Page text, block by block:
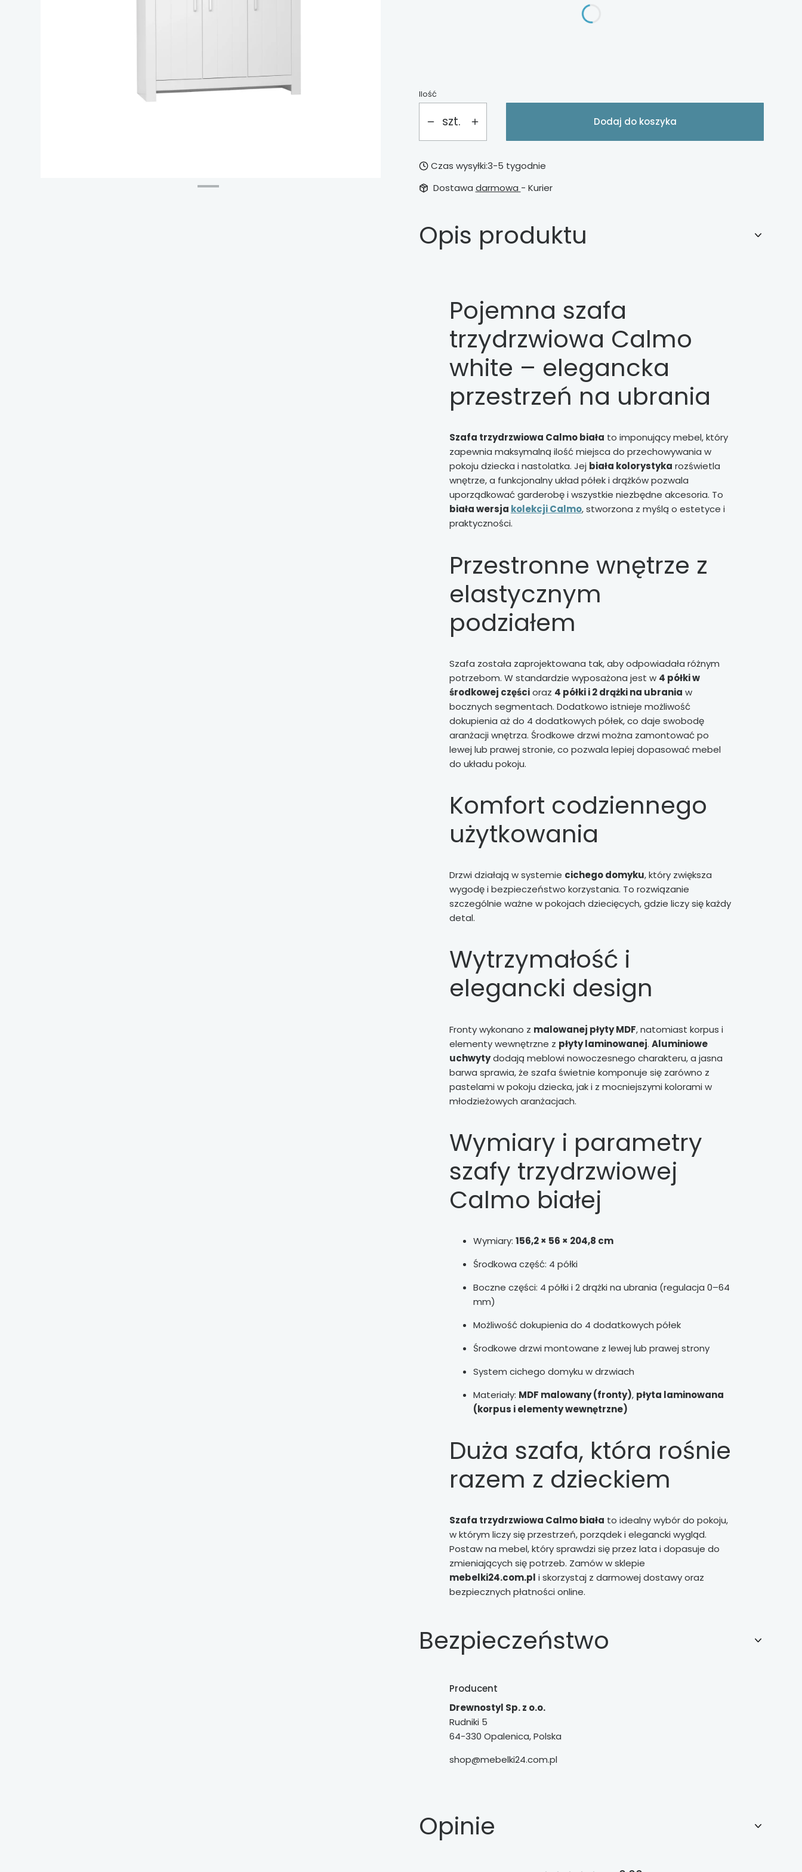
Ilość
szt. Dodaj do koszyka
Czas wysyłki:3-5 tygodnie
Dostawa darmowa - Kurier
Opis produktu
Pojemna szafa
trzydrzwiowa Calmo
white – elegancka
przestrzeń na ubrania
Szafa trzydrzwiowa Calmo biała to imponujący mebel, który
zapewnia maksymalną ilość miejsca do przechowywania w
pokoju dziecka i nastolatka. Jej biała kolorystyka rozświetla
wnętrze, a funkcjonalny układ półek i drążków pozwala
uporządkować garderobę i wszystkie niezbędne akcesoria. To
biała wersja kolekcji Calmo, stworzona z myślą o estetyce i
praktyczności.
Przestronne wnętrze z
elastycznym
podziałem
Szafa została zaprojektowana tak, aby odpowiadała różnym
potrzebom. W standardzie wyposażona jest w 4 półki w
środkowej częścioraz 4 półki i 2 drążki na ubrania w
bocznych segmentach. Dodatkowo istnieje możliwość
dokupienia aż do 4 dodatkowych półek, co daje swobodę
aranżacji wnętrza. Środkowe drzwi można zamontować po
lewej lub prawej stronie, co pozwala lepiej dopasować mebel
do układu pokoju.
Komfort codziennego
użytkowania
Drzwi działają w systemie cichego domyku, który zwiększa
wygodę i bezpieczeństwo korzystania. To rozwiązanie
szczególnie ważne w pokojach dziecięcych, gdzie liczy się każdy
detal.
Wytrzymałość i
elegancki design
Fronty wykonano z malowanej płyty MDF, natomiast korpus i
elementy wewnętrzne z płyty laminowanej. Aluminiowe
uchwytydodają meblowi nowoczesnego charakteru, a jasna
barwa sprawia, że szafa świetnie komponuje się zarówno z
pastelami w pokoju dziecka, jak i z mocniejszymi kolorami w
młodzieżowych aranżacjach.
Wymiary i parametry
szafy trzydrzwiowej
Calmo białej
Wymiary: 156,2 × 56 × 204,8 cm
Środkowa część: 4 półki
Boczne części: 4 półki i 2 drążki na ubrania (regulacja 0–64
mm)
Możliwość dokupienia do 4 dodatkowych półek
Środkowe drzwi montowane z lewej lub prawej strony
System cichego domyku w drzwiach
Materiały: MDF malowany (fronty), płyta laminowana
(korpus i elementy wewnętrzne)
Duża szafa, która rośnie
razem z dzieckiem
Szafa trzydrzwiowa Calmo biała to idealny wybór do pokoju,
w którym liczy się przestrzeń, porządek i elegancki wygląd.
Postaw na mebel, który sprawdzi się przez lata i dopasuje do
zmieniających się potrzeb. Zamów w sklepie
mebelki24.com.pl i skorzystaj z darmowej dostawy oraz
bezpiecznych płatności online.
Bezpieczeństwo
Producent
Drewnostyl Sp. z o.o.
Rudniki 5
64-330 Opalenica, Polska
shop@mebelki24.com.pl
Opinie